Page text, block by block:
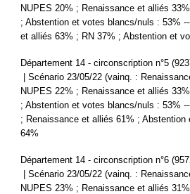
NUPES 20% ; Renaissance et alliés
; Abstention et votes blancs/nuls : 53%
et alliés 63% ; RN 37% ; Abstention et
Département 14 - circonscription n°5
| Scénario 23/05/22 (vainq. :
NUPES 22% ; Renaissance et alliés
; Abstention et votes blancs/nuls : 53%
; Renaissance et alliés 61% ;
64%
Département 14 - circonscription n°6
| Scénario 23/05/22 (vainq. :
NUPES 23% ; Renaissance et alliés